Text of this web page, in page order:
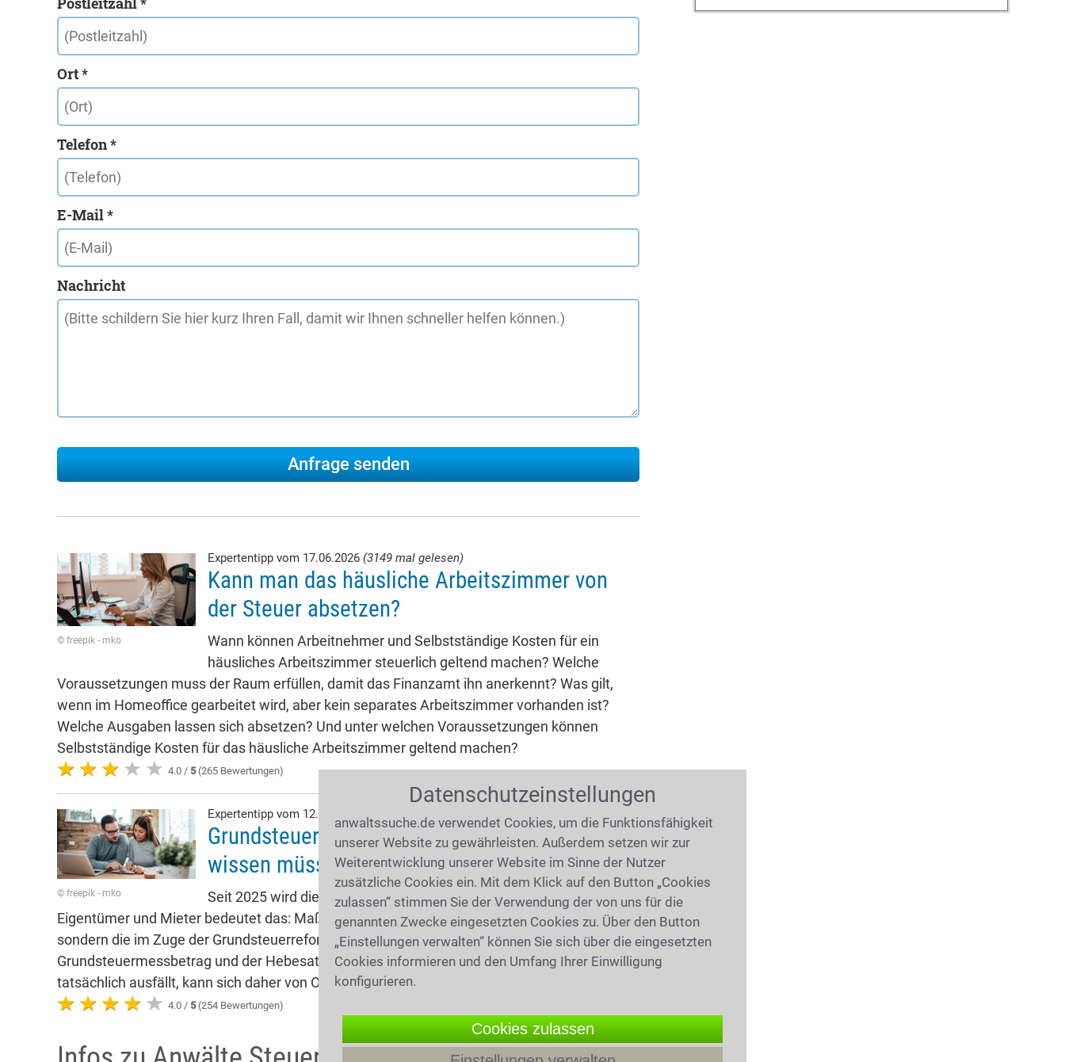
Ort *
Telefon *
E-Mail *
Nachricht
© freepik - mko
Expertentipp vom 17.06.2026 (3149 mal gelesen)
Kann man das häusliche Arbeitszimmer von
der Steuer absetzen?
Wann können Arbeitnehmer und Selbstständige Kosten für ein
häusliches Arbeitszimmer steuerlich geltend machen? Welche
Voraussetzungen muss der Raum erfüllen, damit das Finanzamt ihn anerkennt? Was gilt,
wenn im Homeoffice gearbeitet wird, aber kein separates Arbeitszimmer vorhanden ist?
Welche Ausgaben lassen sich absetzen? Und unter welchen Voraussetzungen können
Selbstständige Kosten für das häusliche Arbeitszimmer geltend machen?
4.0 / 5(265 Bewertungen)
© freepik - mko
Expertentipp vom 12.06.2026 (2536 mal gelesen)
Grundsteuer: Was Eigentümer und Mieter jetzt
wissen müssen!
Seit 2025 wird die Grundsteuer nach neuen Regeln erhoben. Für
Eigentümer und Mieter bedeutet das: Maßgeblich sind nicht mehr die alten Einheitswerte,
sondern die im Zuge der Grundsteuerreform neu festgestellten Werte, der
Grundsteuermessbetrag und der Hebesatz der jeweiligen Gemeinde. Wie hoch die Belastung
tatsächlich ausfällt, kann sich daher von Ort zu Ort deutlich unterscheiden.
4.0 / 5(254 Bewertungen)
Datenschutzeinstellungen
anwaltssuche.de verwendet Cookies, um die Funktionsfähigkeit
unserer Website zu gewährleisten. Außerdem setzen wir zur
Weiterentwicklung unserer Website im Sinne der Nutzer
zusätzliche Cookies ein. Mit dem Klick auf den Button „Cookies
zulassen“ stimmen Sie der Verwendung der von uns für die
genannten Zwecke eingesetzten Cookies zu. Über den Button
„Einstellungen verwalten“ können Sie sich über die eingesetzten
Cookies informieren und den Umfang Ihrer Einwilligung
konfigurieren.
Cookies zulassen